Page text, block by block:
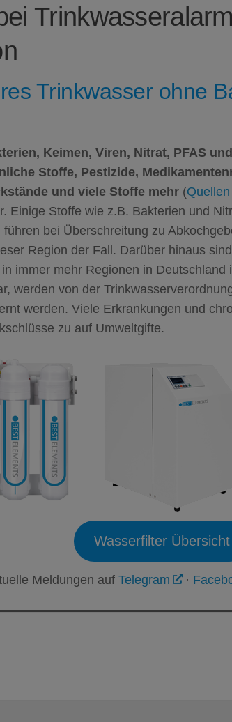
Trinkwasser ohne
Keimen, Viren, Nitrat, PFAS
Stoffe, Pestizide,
und viele Stoffe mehr (Quellen
Einige Stoffe wie z.B. Bakterien und
führen bei Überschreitung zu
Region der Fall. Darüber hinaus
immer mehr Regionen in Deutschland
werden von der
werden. Viele Erkrankungen und
zu auf Umweltgifte.
Wasserfilter Übersicht
Meldungen auf Telegram ·